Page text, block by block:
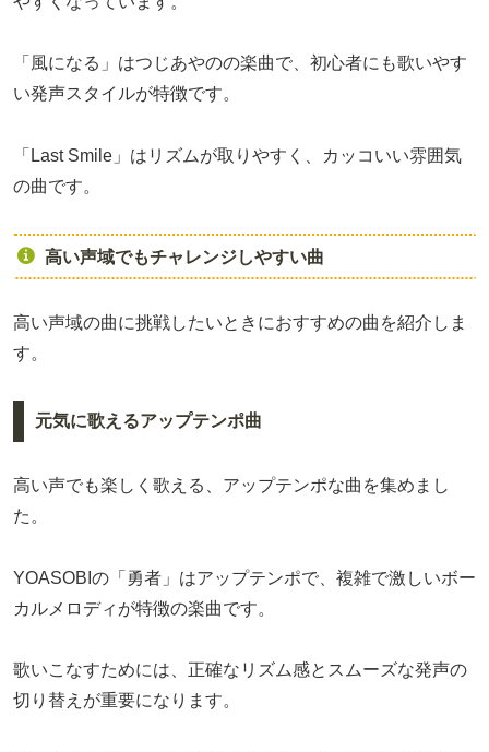
「風になる」はつじあやのの楽曲で、初心者にも歌いやす
い発声スタイルが特徴です。
「Last Smile」はリズムが取りやすく、カッコいい雰囲気
の曲です。
高い声域でもチャレンジしやすい曲
高い声域の曲に挑戦したいときにおすすめの曲を紹介しま
す。
元気に歌えるアップテンポ曲
高い声でも楽しく歌える、アップテンポな曲を集めまし
た。
YOASOBIの「勇者」はアップテンポで、複雑で激しいボー
カルメロディが特徴の楽曲です。
歌いこなすためには、正確なリズム感とスムーズな発声の
切り替えが重要になります。